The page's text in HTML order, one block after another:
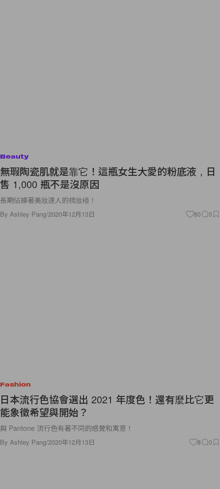
Beauty
無瑕陶瓷肌就是靠它！這瓶女生大愛的粉底液，日
售 1,000 瓶不是沒原因
長期佔據著美妝達人的梳妝檯！
By Ashley Pang/2020年12月13日 80 0
Fashion
日本流行色協會選出 2021 年度色！還有麼比它更
能象徵希望與開始？
與 Pantone 流行色有著不同的感覺和寓意！
By Ashley Pang/2020年12月13日 8 0